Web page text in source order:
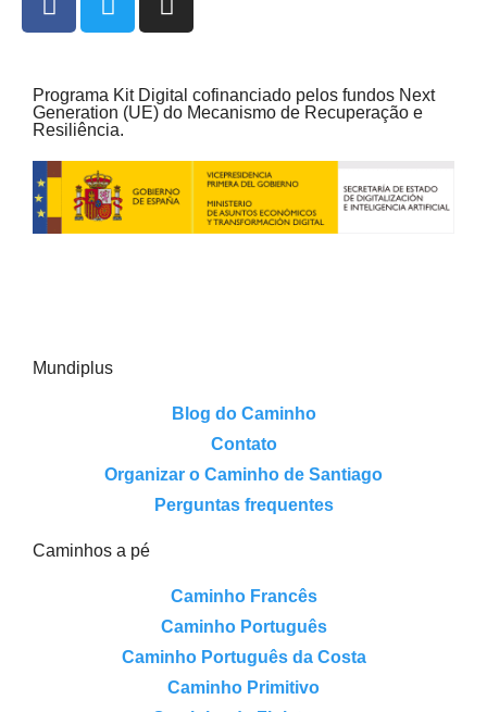
Programa Kit Digital cofinanciado pelos fundos Next
Generation (UE) do Mecanismo de Recuperação e
Resiliência.
Mundiplus
Blog do Caminho
Contato
Organizar o Caminho de Santiago
Perguntas frequentes
Caminhos a pé
Caminho Francês
Caminho Português
Caminho Português da Costa
Caminho Primitivo